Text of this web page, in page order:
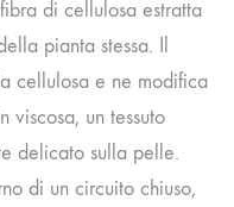
di cellulosa estratta
pianta stessa. Il
cellulosa e ne modifica
viscosa, un tessuto
delicato sulla pelle.
di un circuito chiuso,